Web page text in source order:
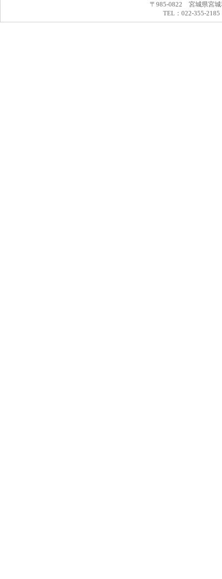
〒985-0822 宮城県宮城
TEL：022-355-